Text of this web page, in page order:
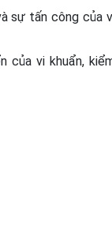
sự tấn công của
của vi khuẩn,